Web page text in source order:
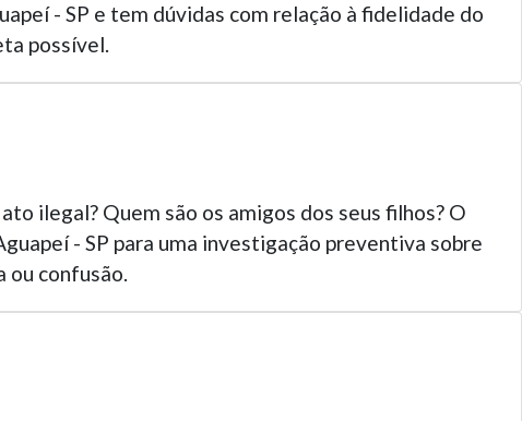
- SP e tem dúvidas com relação à fidelidade do
possível.
ilegal? Quem são os amigos dos seus filhos? O
- SP para uma investigação preventiva sobre
ou confusão.